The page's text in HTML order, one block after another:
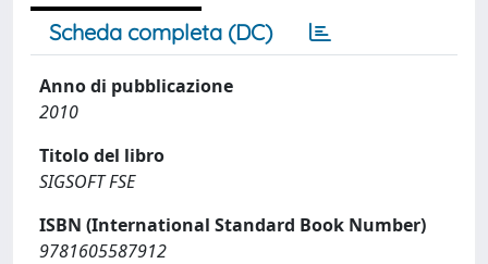
Scheda completa (DC)
Anno di pubblicazione
2010
Titolo del libro
SIGSOFT FSE
ISBN (International Standard Book Number)
9781605587912